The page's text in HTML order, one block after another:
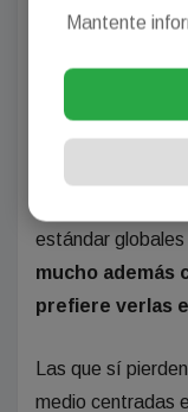
Con las películas
(hablamos de
de dólares para
parecido: se
estándar globales
mucho además
prefiere verlas
Las que sí
medio centradas
Mantente